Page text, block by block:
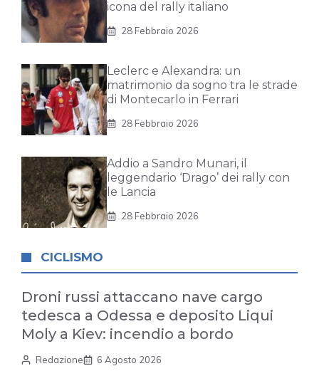
icona del rally italiano
28 Febbraio 2026
Leclerc e Alexandra: un
matrimonio da sogno tra le strade
di Montecarlo in Ferrari
28 Febbraio 2026
Addio a Sandro Munari, il
leggendario ‘Drago’ dei rally con
le Lancia
28 Febbraio 2026
CICLISMO
Droni russi attaccano nave cargo
tedesca a Odessa e deposito Liqui
Moly a Kiev: incendio a bordo
Redazione 6 Agosto 2026